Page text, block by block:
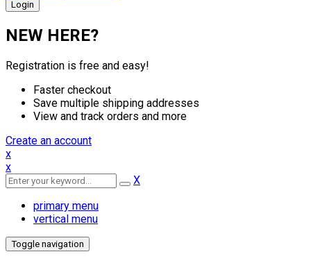
NEW HERE?
Registration is free and easy!
Faster checkout
Save multiple shipping addresses
View and track orders and more
Create an account
x
x
X
primary menu
vertical menu
Toggle navigation